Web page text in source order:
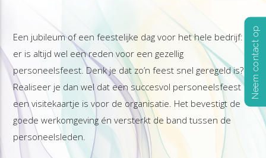
Een jubileum of een feestelijke dag voor het hele bedrijf:
er is altijd wel een reden voor een gezellig
personeelsfeest. Denk je dat zo’n feest snel geregeld is?
Realiseer je dan wel dat een succesvol personeelsfeest
een visitekaartje is voor de organisatie. Het bevestigt de
goede werkomgeving én versterkt de band tussen de
personeelsleden.
Neem contact op